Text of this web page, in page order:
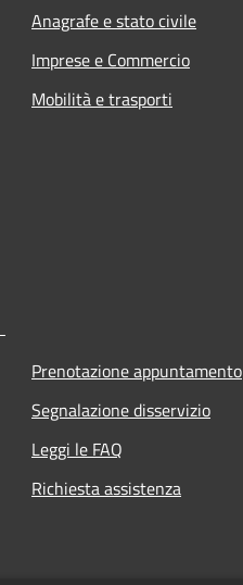
Anagrafe e stato civile
Imprese e Commercio
Mobilità e trasporti
Prenotazione appuntamento
Segnalazione disservizio
Leggi le FAQ
Richiesta assistenza